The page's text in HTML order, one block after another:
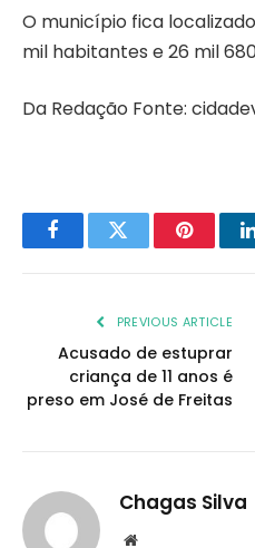
O município fica
mil habitantes e 26 mil
Da Redação Fonte:
FacebookTwitter Pinterest
PREVIOUS ARTICLE
Acusado de estuprar
criança de 11 anos é
preso em José de Freitas
Chagas Silva
Website